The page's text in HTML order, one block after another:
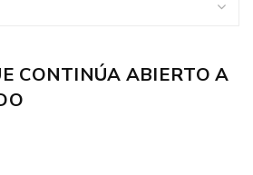
CONTINÚA ABIERTO A